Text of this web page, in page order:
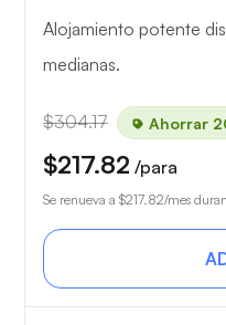
Alojamiento potente
medianas.
$304.17 Ahorrar
$217.82 /para
Se renueva a $217.82/mes